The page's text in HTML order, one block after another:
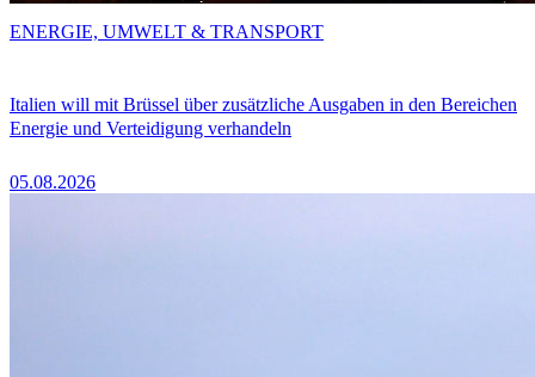
Italien will mit Brüssel über zusätzliche Ausgaben in den Bereichen
Energie und Verteidigung verhandeln
05.08.2026
ENERGIE, UMWELT & TRANSPORT